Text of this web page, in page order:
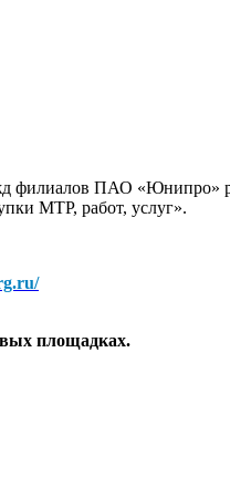
филиалов ПАО «Юнипро»
МТР, работ, услуг».
площадках.